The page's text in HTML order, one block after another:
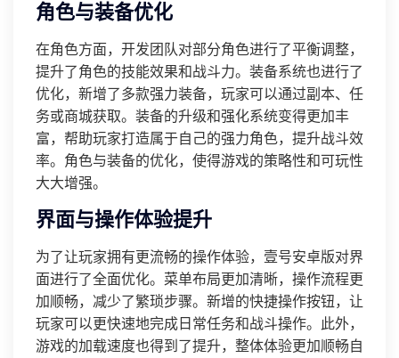
角色与装备优化
在角色方面，开发团队对部分角色进行了平衡调整，
提升了角色的技能效果和战斗力。装备系统也进行了
优化，新增了多款强力装备，玩家可以通过副本、任
务或商城获取。装备的升级和强化系统变得更加丰
富，帮助玩家打造属于自己的强力角色，提升战斗效
率。角色与装备的优化，使得游戏的策略性和可玩性
大大增强。
界面与操作体验提升
为了让玩家拥有更流畅的操作体验，壹号安卓版对界
面进行了全面优化。菜单布局更加清晰，操作流程更
加顺畅，减少了繁琐步骤。新增的快捷操作按钮，让
玩家可以更快速地完成日常任务和战斗操作。此外，
游戏的加载速度也得到了提升，整体体验更加顺畅自